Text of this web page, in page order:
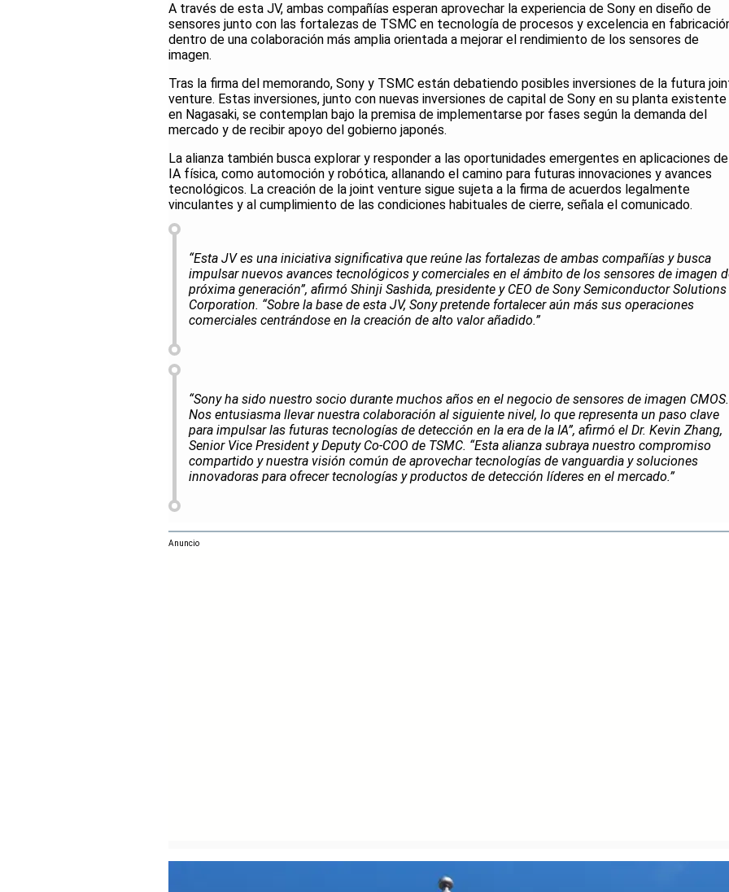
A través de esta JV, ambas compañías esperan aprovechar la experiencia de Sony en diseño de
sensores junto con las fortalezas de TSMC en tecnología de procesos y excelencia en
dentro de una colaboración más amplia orientada a mejorar el rendimiento de los sensores de
imagen.
Tras la firma del memorando, Sony y TSMC están debatiendo posibles inversiones de la futura
venture. Estas inversiones, junto con nuevas inversiones de capital de Sony en su planta existente
en Nagasaki, se contemplan bajo la premisa de implementarse por fases según la demanda del
mercado y de recibir apoyo del gobierno japonés.
La alianza también busca explorar y responder a las oportunidades emergentes en aplicaciones de
IA física, como automoción y robótica, allanando el camino para futuras innovaciones y avances
tecnológicos. La creación de la joint venture sigue sujeta a la firma de acuerdos legalmente
vinculantes y al cumplimiento de las condiciones habituales de cierre, señala el comunicado.
“Esta JV es una iniciativa significativa que reúne las fortalezas de ambas compañías y busca
impulsar nuevos avances tecnológicos y comerciales en el ámbito de los sensores de imagen
próxima generación”, afirmó Shinji Sashida, presidente y CEO de Sony Semiconductor Solutions
Corporation. “Sobre la base de esta JV, Sony pretende fortalecer aún más sus operaciones
comerciales centrándose en la creación de alto valor añadido.”
“Sony ha sido nuestro socio durante muchos años en el negocio de sensores de imagen CMOS.
Nos entusiasma llevar nuestra colaboración al siguiente nivel, lo que representa un paso clave
para impulsar las futuras tecnologías de detección en la era de la IA”, afirmó el Dr. Kevin Zhang,
Senior Vice President y Deputy Co-COO de TSMC. “Esta alianza subraya nuestro compromiso
compartido y nuestra visión común de aprovechar tecnologías de vanguardia y soluciones
innovadoras para ofrecer tecnologías y productos de detección líderes en el mercado.”
Anuncio